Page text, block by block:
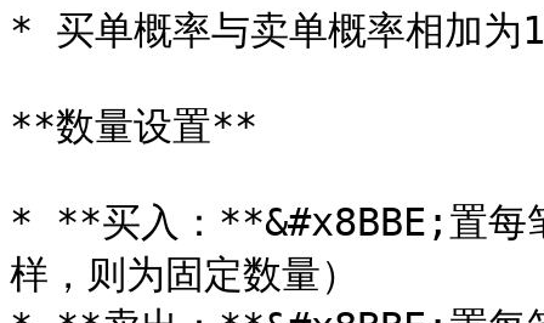
* 买单概率与卖单概率相加为
**数量设置**
* **买入：**&#x8BBE;置每
样，则为固定数量）